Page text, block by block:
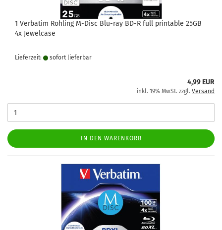
1 Verbatim Rohling M-Disc Blu-ray BD-R full printable 25GB
4x Jewelcase
Lieferzeit: sofort lie­fer­bar
4,99 EUR
inkl. 19% MwSt. zzgl. Versand
IN DEN WARENKORB